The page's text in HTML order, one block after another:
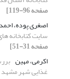
صفحه 96-119]
اصغری پوده،
سایت کتابخانه
صفحه 31-51]
اکرمی، مهین
غذایی شهر مشهد